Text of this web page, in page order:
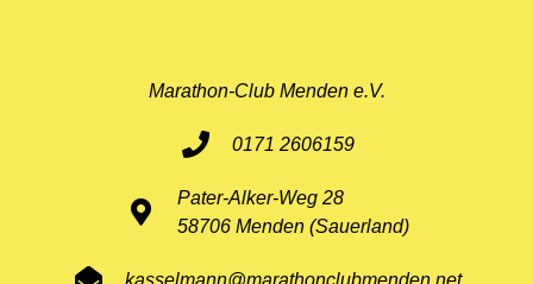
Marathon-Club Menden e.V.
0171 2606159
Pater-Alker-Weg 28
58706 Menden (Sauerland)
kasselmann@marathonclubmenden.net